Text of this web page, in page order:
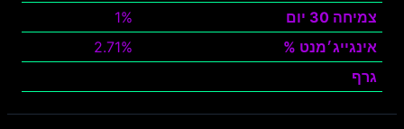
צמיחה 30 יום
1%
אינגייג׳מנט %
2.71%
גרף